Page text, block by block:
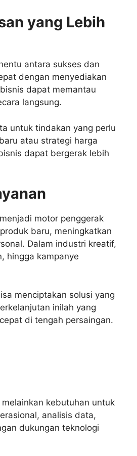
yang Lebih
antara sukses dan
dengan menyediakan
dapat memantau
langsung.
untuk tindakan yang perlu
atau strategi harga
dapat bergerak lebih
motor penggerak
baru, meningkatkan
Dalam industri kreatif,
hingga kampanye
menciptakan solusi yang
inilah yang
di tengah persaingan.
kebutuhan untuk
analisis data,
dukungan teknologi